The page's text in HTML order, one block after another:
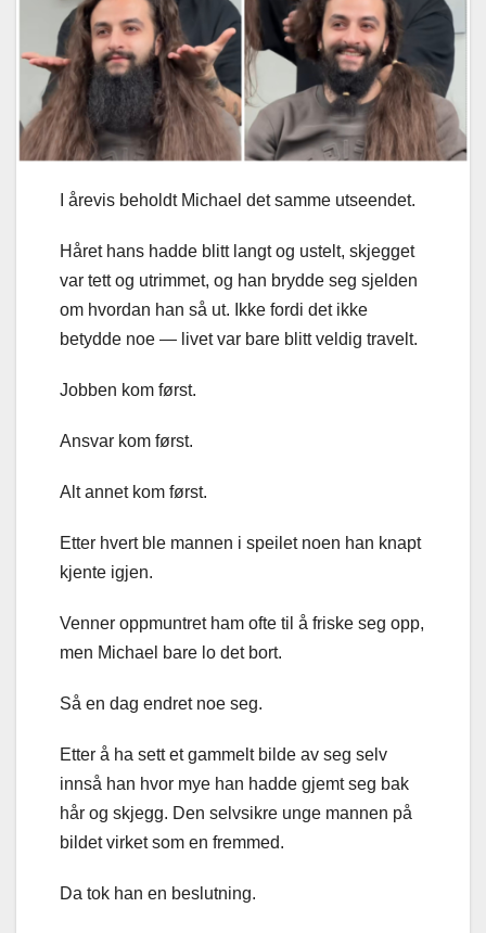
I årevis beholdt Michael det samme utseendet.
Håret hans hadde blitt langt og ustelt, skjegget
var tett og utrimmet, og han brydde seg sjelden
om hvordan han så ut. Ikke fordi det ikke
betydde noe — livet var bare blitt veldig travelt.
Jobben kom først.
Ansvar kom først.
Alt annet kom først.
Etter hvert ble mannen i speilet noen han knapt
kjente igjen.
Venner oppmuntret ham ofte til å friske seg opp,
men Michael bare lo det bort.
Så en dag endret noe seg.
Etter å ha sett et gammelt bilde av seg selv
innså han hvor mye han hadde gjemt seg bak
hår og skjegg. Den selvsikre unge mannen på
bildet virket som en fremmed.
Da tok han en beslutning.